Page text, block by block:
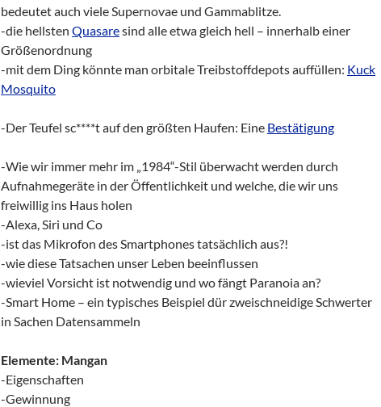
bedeutet auch viele Supernovae und Gammablitze.
-die hellsten Quasaresind alle etwa gleich hell – innerhalb einer
Größenordnung
-mit dem Ding könnte man orbitale Treibstoffdepots auffüllen: Kuck
Mosquito
-Der Teufel sc****t auf den größten Haufen: Eine Bestätigung
-Wie wir immer mehr im „1984“-Stil überwacht werden durch
Aufnahmegeräte in der Öffentlichkeit und welche, die wir uns
freiwillig ins Haus holen
-Alexa, Siri und Co
-ist das Mikrofon des Smartphones tatsächlich aus?!
-wie diese Tatsachen unser Leben beeinflussen
-wieviel Vorsicht ist notwendig und wo fängt Paranoia an?
-Smart Home – ein typisches Beispiel dür zweischneidige Schwerter
in Sachen Datensammeln
Elemente: Mangan
-Eigenschaften
-Gewinnung